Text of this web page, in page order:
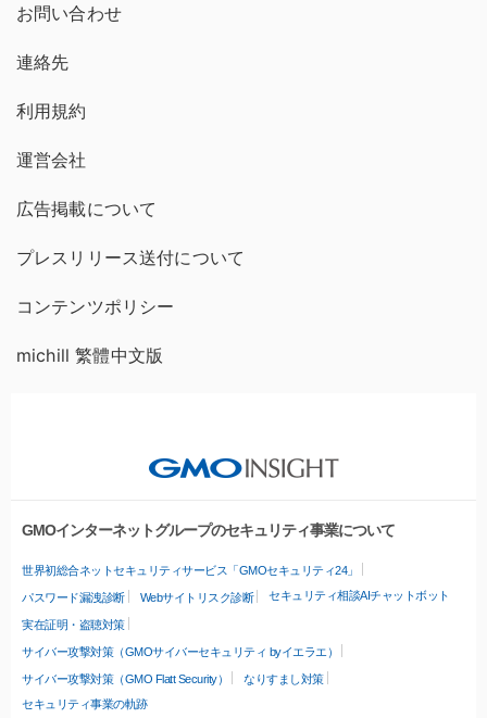
お問い合わせ
連絡先
利用規約
運営会社
広告掲載について
プレスリリース送付について
コンテンツポリシー
michill 繁體中文版
GMOインターネットグループのセキュリティ事業について
世界初総合ネットセキュリティサービス「GMOセキュリティ24」
パスワード漏洩診断 Webサイトリスク診断 セキュリティ相談AIチャットボット
実在証明・盗聴対策
サイバー攻撃対策（GMOサイバーセキュリティ byイエラエ）
サイバー攻撃対策（GMO Flatt Security）
なりすまし対策
セキュリティ事業の軌跡